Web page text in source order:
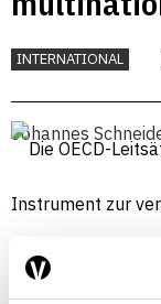
INTERNATIONAL
Johannes